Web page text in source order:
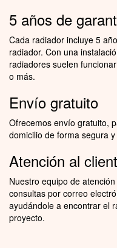
5 años de
Cada radiador incluye 5
radiador. Con una
radiadores suelen
o más.
Envío gratuito
Ofrecemos envío gratuito,
domicilio de forma segura
Atención al
Nuestro equipo de
consultas por correo
ayudándole a encontrar el
proyecto.